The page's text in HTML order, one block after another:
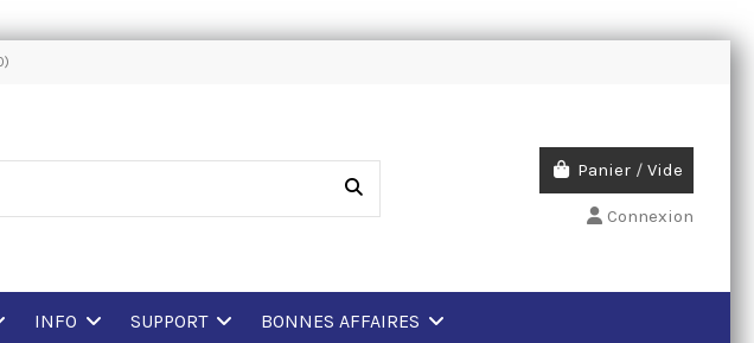
)
Panier /Vide
Connexion
INFO SUPPORT BONNES AFFAIRES